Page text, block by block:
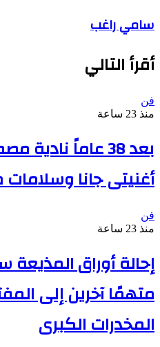
عبر
البريد
سامي راغب
أقرأ التالي
فن
منذ 23 ساعة
بعد 38 عاماً
أغنيتى جانا
فن
منذ 23 ساعة
متهمًا آخرين إلى
المخدرات الكبرى